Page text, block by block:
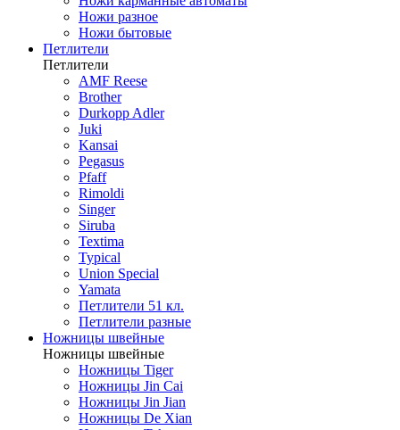
Ножи разное
Ножи бытовые
Петлители
Петлители
AMF Reese
Brother
Durkopp Adler
Juki
Kansai
Pegasus
Pfaff
Rimoldi
Singer
Siruba
Textima
Typical
Union Special
Yamata
Петлители 51 кл.
Петлители разные
Ножницы швейные
Ножницы швейные
Ножницы Tiger
Ножницы Jin Cai
Ножницы Jin Jian
Ножницы De Xian